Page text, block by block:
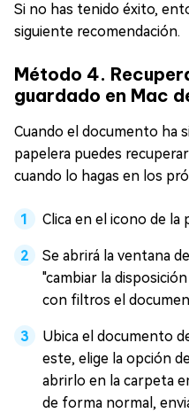
Si no has tenido éxito,
siguiente recomendación.
Método 4.
guardado en Mac
Cuando el documento ha
papelera puedes
cuando lo hagas en los
Clica en el icono de la
Se abrirá la ventana
"cambiar la
con filtros el
Ubica el documento
este, elige la opción
abrirlo en la carpeta
de forma normal,